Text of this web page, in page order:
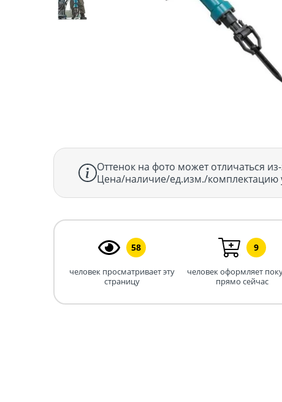
Оттенок на фото может отличаться
Цена/наличие/ед.изм./комплектацию
58
человек просматривает эту
страницу
9
человек оформляет
прямо сейчас